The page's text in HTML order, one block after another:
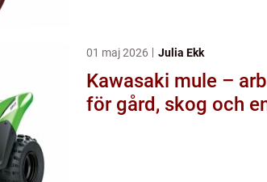
01 maj 2026 Julia Ekk
Kawasaki mule –
för gård, skog och